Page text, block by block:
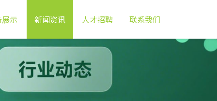
示 新闻资讯 人才招聘 联系我们